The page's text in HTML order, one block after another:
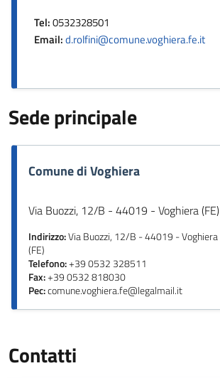
Tel:0532328501
Email:d.rolfini@comune.voghiera.fe.it
Sede principale
Comune di Voghiera
Via Buozzi, 12/B - 44019 - Voghiera (FE)
Indirizzo:Via Buozzi, 12/B - 44019 - Voghiera
(FE)
Telefono:+39 0532 328511
Fax:+39 0532 818030
Pec:comune.voghiera.fe@legalmail.it
Contatti